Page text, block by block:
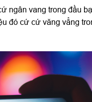
ngân vang trong đầu
đó cứ cứ văng vẳng